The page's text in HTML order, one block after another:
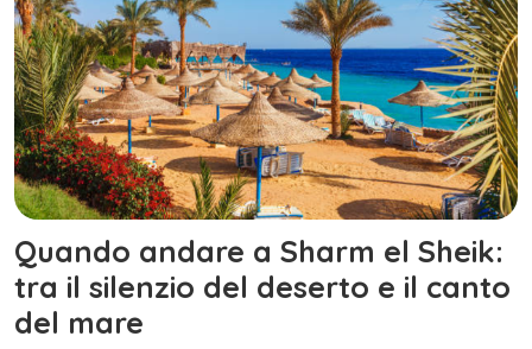
Quando andare a Sharm el Sheik:
tra il silenzio del deserto e il canto
del mare